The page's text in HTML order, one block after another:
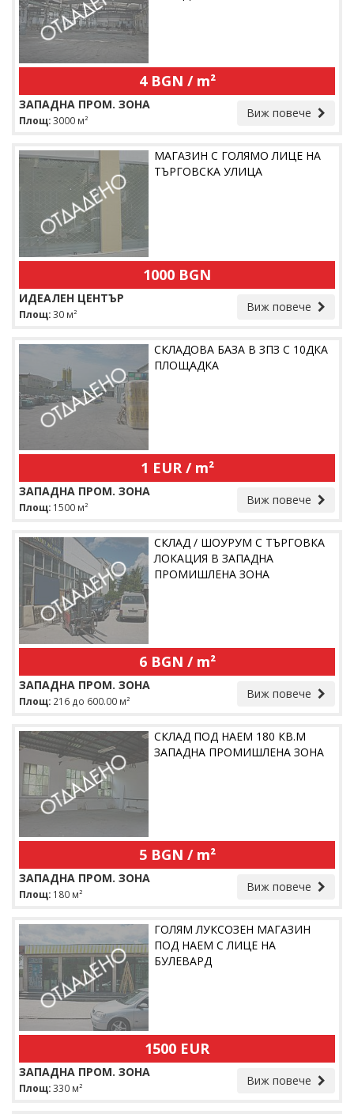
4 BGN / m²
Виж повече
ЗАПАДНА ПРОМ. ЗОНА
Площ:3000 м²
МАГАЗИН С ГОЛЯМО ЛИЦЕ НА
ТЪРГОВСКА УЛИЦА
1000 BGN
Виж повече
ИДЕАЛЕН ЦЕНТЪР
Площ:30 м²
СКЛАДОВА БАЗА В ЗПЗ С 10ДКА
ПЛОЩАДКА
1 EUR / m²
Виж повече
ЗАПАДНА ПРОМ. ЗОНА
Площ: 1500 м²
СКЛАД / ШОУРУМ С ТЪРГОВКА
ЛОКАЦИЯ В ЗАПАДНА
ПРОМИШЛЕНА ЗОНА
6 BGN / m²
Виж повече
ЗАПАДНА ПРОМ. ЗОНА
Площ: 216 до 600.00 м²
СКЛАД ПОД НАЕМ 180 КВ.М
ЗАПАДНА ПРОМИШЛЕНА ЗОНА
5 BGN / m²
Виж повече
ЗАПАДНА ПРОМ. ЗОНА
Площ: 180 м²
ГОЛЯМ ЛУКСОЗЕН МАГАЗИН
ПОД НАЕМ С ЛИЦЕ НА
БУЛЕВАРД
1500 EUR
Виж повече
ЗАПАДНА ПРОМ. ЗОНА
Площ:330 м²